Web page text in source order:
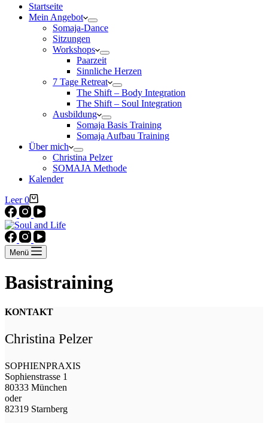
Startseite
Mein Angebot
Somaja-Dance
Sitzungen
Workshops
Paarzeit
Sinnliche Herzen
7 Tage Retreat
The Shift – Body Integration
The Shift – Soul Integration
Ausbildung
Somaja Basis Training
Somaja Aufbau Training
Über mich
Christina Pelzer
SOMAJA Methode
Kalender
Warenkorb
Leer 0
Menü
Basistraining
KONTAKT
Christina Pelzer
SOPHIENPRAXIS
Sophienstrasse 1
80333 München
oder
82319 Starnberg